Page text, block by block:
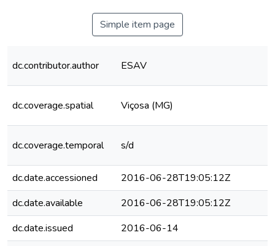
Simple item page
dc.contributor.author ESAV
dc.coverage.spatial Viçosa (MG)
dc.coverage.temporal s/d
dc.date.accessioned
2016-06-28T19:05:12Z
dc.date.available
2016-06-28T19:05:12Z
dc.date.issued
2016-06-14